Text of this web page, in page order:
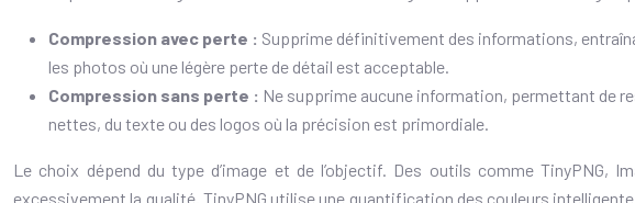
Compression avec perte : Supprime définitivement des informations,
les photos où une légère perte de détail est acceptable.
Compression sans perte : Ne supprime aucune information, permettant de
nettes, du texte ou des logos où la précision est primordiale.
Le choix dépend du type d’image et de l’objectif. Des outils comme
excessivement la qualité. TinyPNG utilise une quantification des couleurs